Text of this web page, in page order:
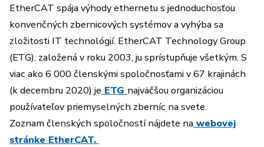
EtherCAT spája výhody ethernetu s jednoduchosťou
konvenčných zbernicových systémov a vyhýba sa
zložitosti IT technológií. EtherCAT Technology Group
(ETG), založená v roku 2003, ju sprístupňuje všetkým. S
viac ako 6 000 členskými spoločnosťami v 67 krajinách
(k decembru 2020) je ETG najväčšou organizáciou
používateľov priemyselných zberníc na svete.
Zoznam členských spoločností nájdete na webovej
stránke EtherCAT.